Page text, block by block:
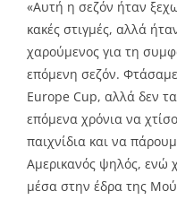
«Αυτή η σεζόν ήταν
κακές στιγμές, αλλά
χαρούμενος για τη
επόμενη σεζόν. Φτάσαμε
Europe Cup, αλλά δεν
επόμενα χρόνια να
παιχνίδια και να
Αμερικανός ψηλός, ενώ
μέσα στην έδρα της